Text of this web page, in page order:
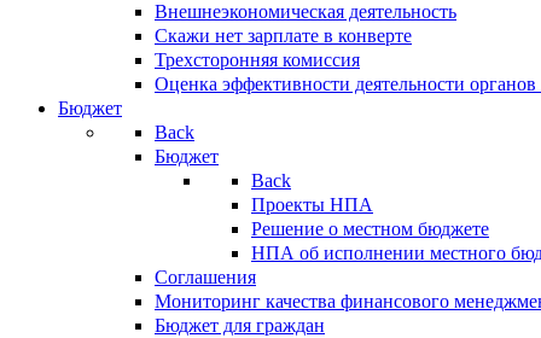
Внешнеэкономическая деятельность
Скажи нет зарплате в конверте
Трехсторонняя комиссия
Оценка эффективности деятельности
Бюджет
Back
Бюджет
Back
Проекты НПА
Решение о местном бюджете
НПА об исполнении местного
Соглашения
Мониторинг качества финансового
Бюджет для граждан